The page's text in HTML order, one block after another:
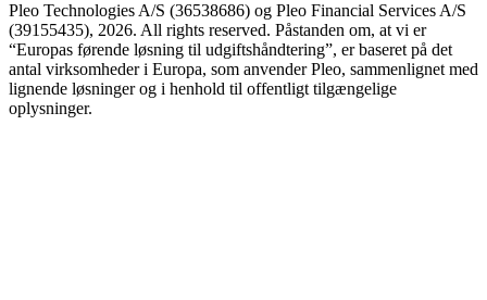
Pleo Technologies A/S (36538686) og Pleo Financial Services A/S
(39155435), 2026. All rights reserved. Påstanden om, at vi er
“Europas førende løsning til udgiftshåndtering”, er baseret på det
antal virksomheder i Europa, som anvender Pleo, sammenlignet med
lignende løsninger og i henhold til offentligt tilgængelige
oplysninger.